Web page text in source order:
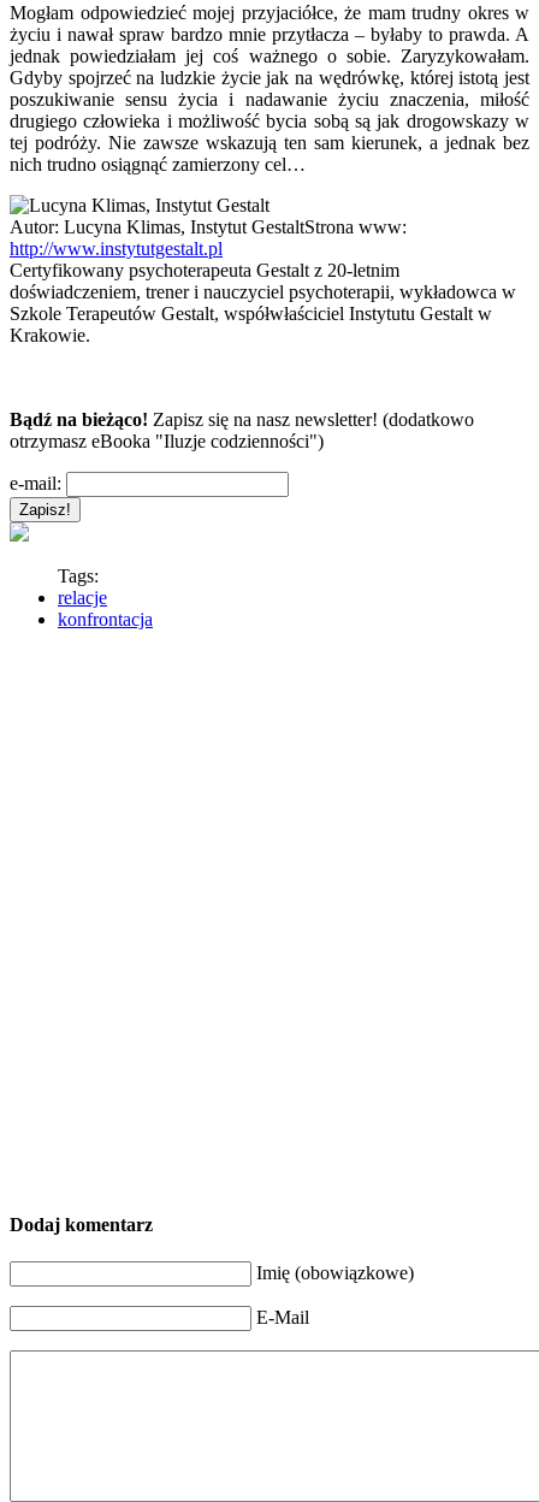
Mogłam odpowiedzieć mojej przyjaciółce, że mam trudny okres w
życiu i nawał spraw bardzo mnie przytłacza – byłaby to prawda. A
jednak powiedziałam jej coś ważnego o sobie. Zaryzykowałam.
Gdyby spojrzeć na ludzkie życie jak na wędrówkę, której istotą jest
poszukiwanie sensu życia i nadawanie życiu znaczenia, miłość
drugiego człowieka i możliwość bycia sobą są jak drogowskazy w
tej podróży. Nie zawsze wskazują ten sam kierunek, a jednak bez
nich trudno osiągnąć zamierzony cel…
Autor: Lucyna Klimas, Instytut GestaltStrona www:
http://www.instytutgestalt.pl
Certyfikowany psychoterapeuta Gestalt z 20-letnim
doświadczeniem, trener i nauczyciel psychoterapii, wykładowca w
Szkole Terapeutów Gestalt, współwłaściciel Instytutu Gestalt w
Krakowie.
Bądź na bieżąco! Zapisz się na nasz newsletter! (dodatkowo
otrzymasz eBooka "Iluzje codzienności")
e-mail:
Tags:
relacje
konfrontacja
Dodaj komentarz
Imię (obowiązkowe)
E-Mail